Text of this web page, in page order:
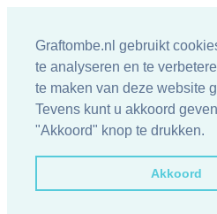
Graftombe.nl gebruikt
te analyseren en te
te maken van deze website
Tevens kunt u akkoord
"Akkoord" knop te drukken.
Akkoord